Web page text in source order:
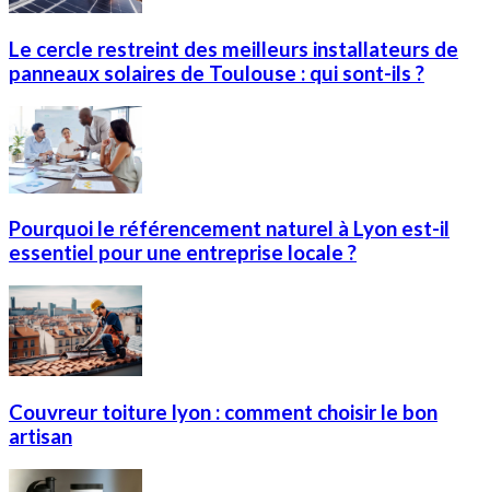
Le cercle restreint des meilleurs installateurs de
panneaux solaires de Toulouse : qui sont-ils ?
Pourquoi le référencement naturel à Lyon est-il
essentiel pour une entreprise locale ?
Couvreur toiture lyon : comment choisir le bon
artisan